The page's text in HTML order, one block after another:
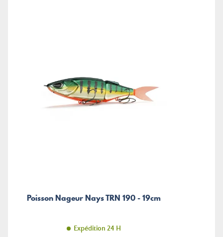
Poisson Nageur Nays TRN 190 - 19cm
Expédition 24 H